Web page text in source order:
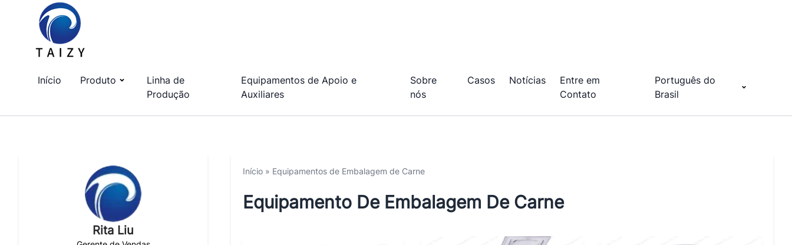
Início Produto
Linha de
Produção
Equipamentos de Apoio e
Auxiliares
Sobre
nós
Casos Notícias
Entre em
Contato
Português do
Brasil
Rita Liu
Início » Equipamentos de Embalagem de Carne
Equipamento De Embalagem De Carne